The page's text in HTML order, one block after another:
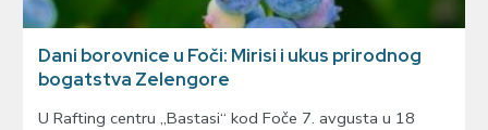
Dani borovnice u Foči: Mirisi i ukus prirodnog
bogatstva Zelengore
U Rafting centru „Bastasi“ kod Foče 7. avgusta u 18